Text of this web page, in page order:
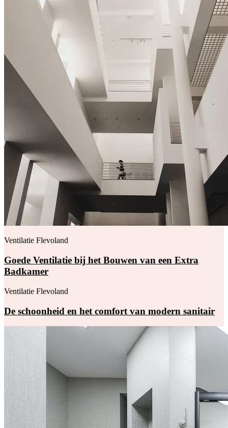
Ventilatie Flevoland
Goede Ventilatie bij het Bouwen van een Extra
Badkamer
Ventilatie Flevoland
De schoonheid en het comfort van modern sanitair